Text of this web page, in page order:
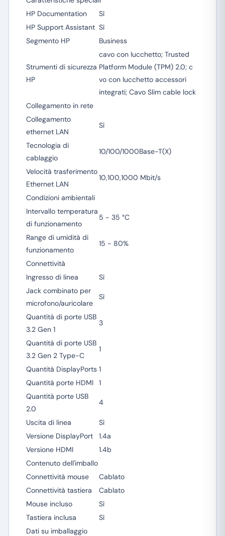
HP Documentation
Sì
HP Support Assistant Sì
Segmento HP
Business
Strumenti di sicurezza
HP
cavo con lucchetto; Trusted
Platform Module (TPM) 2.0; c
vo con lucchetto accessori
integrati; Cavo Slim cable lock
Collegamento in rete
Collegamento
ethernet LAN
Sì
Tecnologia di
cablaggio
10/100/1000Base-T(X)
Velocità trasferimento
Ethernet LAN
10,100,1000 Mbit/s
Condizioni ambientali
Intervallo temperatura
di funzionamento
5 - 35 °C
Range di umidità di
funzionamento
15 - 80%
Connettività
Ingresso di linea
Sì
Jack combinato per
microfono/auricolare
Sì
Quantità di porte USB
3.2 Gen 1
3
Quantità di porte USB
3.2 Gen 2 Type-C
1
Quantità DisplayPorts 1
Quantità porte HDMI
1
Quantità porte USB
2.0
4
Uscita di linea
Sì
Versione DisplayPort
1.4a
Versione HDMI
1.4b
Contenuto dell'imballo
Connettività mouse
Cablato
Connettività tastiera
Cablato
Mouse incluso
Sì
Tastiera inclusa
Sì
Dati su imballaggio